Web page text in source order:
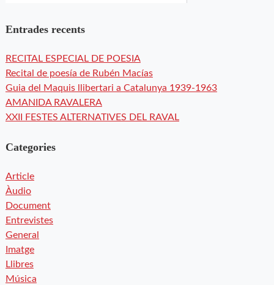
Entrades recents
RECITAL ESPECIAL DE POESIA
Recital de poesía de Rubén Macías
Guia del Maquis llibertari a Catalunya 1939-1963
AMANIDA RAVALERA
XXII FESTES ALTERNATIVES DEL RAVAL
Categories
Article
Àudio
Document
Entrevistes
General
Imatge
Llibres
Música